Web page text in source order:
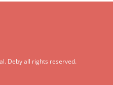
Deby all rights reserved.